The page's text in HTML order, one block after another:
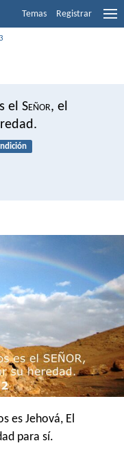
Temas Registrar
el Señor, el
es Jehová, El
para sí.